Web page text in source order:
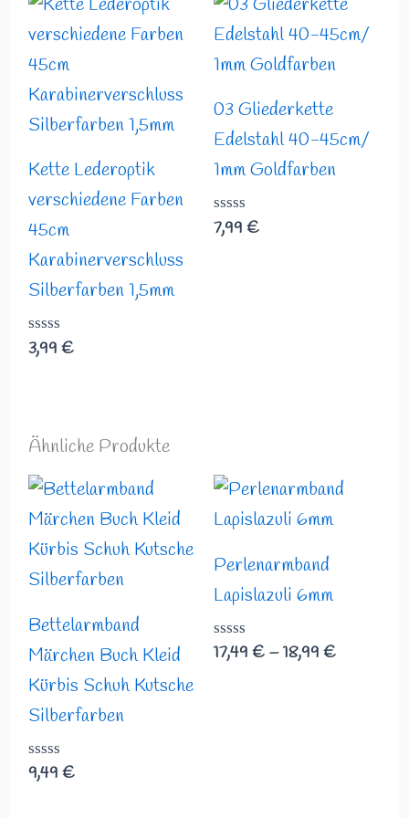
Kette Lederoptik
verschiedene Farben
45cm
Karabinerverschluss
Silberfarben 1,5mm
Bewertet
mit
3,99 €
03 Gliederkette
Edelstahl 40-45cm/
1mm Goldfarben
Bewertet
mit
7,99 €
Ähnliche Produkte
Bettelarmband
Märchen Buch Kleid
Kürbis Schuh Kutsche
Silberfarben
Bewertet
mit
9,49 €
Perlenarmband
Lapislazuli 6mm
Bewertet
mit
17,49 € –18,99 €